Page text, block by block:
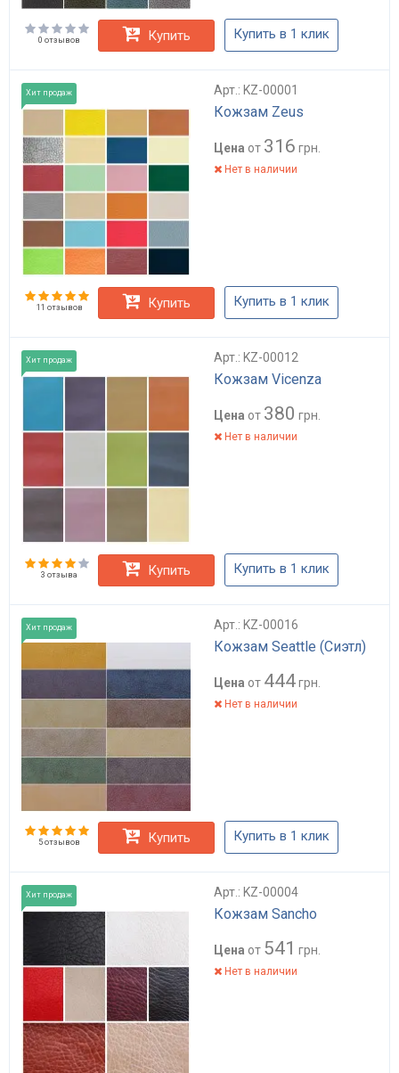
0 отзывов Купить Купить в 1 клик
Хит продаж Арт.: KZ-00001
Кожзам Zeus
Цена от 316 грн.
Нет в наличии
11 отзывов Купить Купить в 1 клик
Хит продаж Арт.: KZ-00012
Кожзам Vicenza
Цена от 380 грн.
Нет в наличии
3 отзыва Купить Купить в 1 клик
Хит продаж Арт.: KZ-00016
Кожзам Seattle (Сиэтл)
Цена от 444грн.
Нет в наличии
5 отзывов Купить Купить в 1 клик
Хит продаж Арт.: KZ-00004
Кожзам Sancho
Цена от 541 грн.
Нет в наличии